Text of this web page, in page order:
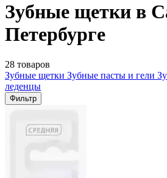
Зубные щетки в
Петербурге
28 товаров
Зубные щетки Зубные пасты и гели
леденцы
Фильтр